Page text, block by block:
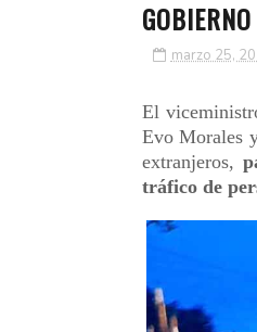
marzo 25,
El
Evo Morales
extranjeros,
tráfico de